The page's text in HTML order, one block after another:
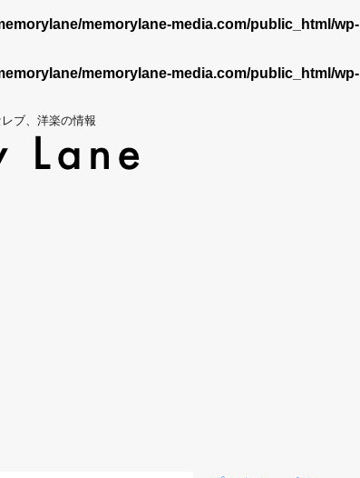
memorylane-media.com/public_html/wp-
memorylane-media.com/public_html/wp-
ブ、洋楽の情報